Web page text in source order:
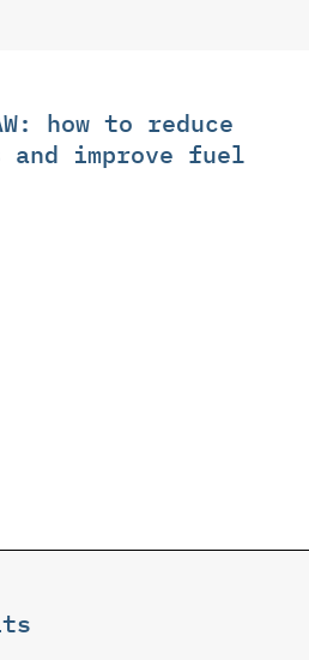
how to reduce
and improve fuel